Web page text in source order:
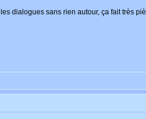
dialogues sans rien autour, ça fait très